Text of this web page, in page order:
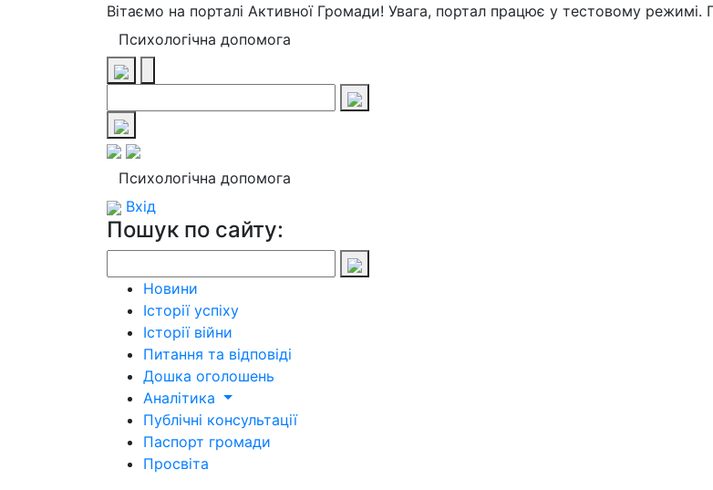
Вітаємо на порталі Активної Громади! Увага, портал працює у тестовому
Психологічна допомога
Психологічна допомога
Вхід
Пошук по сайту:
Новини
Історії успіху
Історії війни
Питання та відповіді
Дошка оголошень
Аналітика
Публічні консультації
Паспорт громади
Просвіта